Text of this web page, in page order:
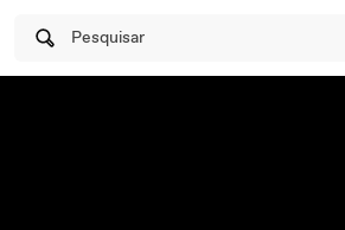
Pesquisar